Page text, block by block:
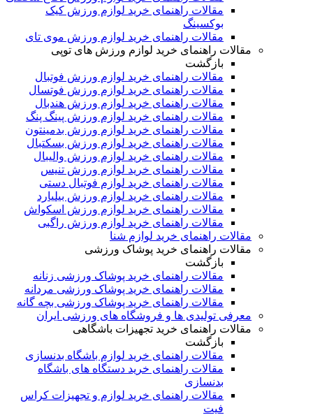
مقالات راهنمای خرید لوازم ورزش کیک
بوکسینگ
مقالات راهنمای خرید لوازم ورزش موی تای
مقالات راهنمای خرید لوازم ورزش های توپی
بازگشت
مقالات راهنمای خرید لوازم ورزش فوتبال
مقالات راهنمای خرید لوازم ورزش فوتسال
مقالات راهنمای خرید لوازم ورزش هندبال
مقالات راهنمای خرید لوازم ورزش پینگ پنگ
مقالات راهنمای خرید لوازم ورزش بدمینتون
مقالات راهنمای خرید لوازم ورزش بسکتبال
مقالات راهنمای خرید لوازم ورزش والیبال
مقالات راهنمای خرید لوازم ورزش تنیس
مقالات راهنمای خرید لوازم فوتبال دستی
مقالات راهنمای خرید لوازم ورزش بیلیارد
مقالات راهنمای خرید لوازم ورزش اسکواش
مقالات راهنمای خرید لوازم ورزش راگبی
مقالات راهنمای خرید لوازم شنا
مقالات راهنمای خرید پوشاک ورزشی
بازگشت
مقالات راهنمای خرید پوشاک ورزشی زنانه
مقالات راهنمای خرید پوشاک ورزشی مردانه
مقالات راهنمای خرید پوشاک ورزشی بچه گانه
معرفی تولیدی ها و فروشگاه های ورزشی ایران
مقالات راهنمای خرید تجهیزات باشگاهی
بازگشت
مقالات راهنمای خرید لوازم باشگاه بدنسازی
مقالات راهنمای خرید دستگاه های باشگاه
بدنسازی
مقالات راهنمای خرید لوازم و تجهیزات کراس
فیت